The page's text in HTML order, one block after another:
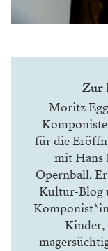
Zur
Moritz
für die
mit Hans
Opernball.
Kultur-Blog
Kinder,